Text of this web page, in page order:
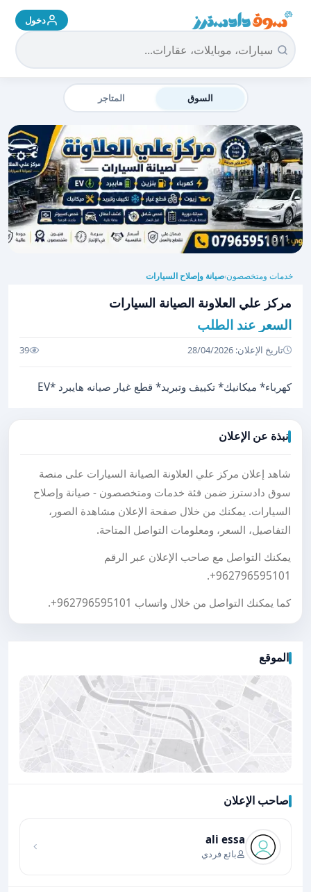
سوق دادسترز الرئيسية دخول
السوق المتاجر
1 / 5
خدمات ومتخصصون›صيانة وإصلاح السيارات
مركز علي العلاونة الصيانة السيارات
السعر عند الطلب
تاريخ الإعلان: 28/04/2026 39
كهرباء* ميكانيك* تكييف وتبريد* قطع غيار صيانه هايبرد *EV
نبذة عن الإعلان
شاهد إعلان مركز علي العلاونة الصيانة السيارات على منصة
سوق دادسترز ضمن فئة خدمات ومتخصصون - صيانة وإصلاح
السيارات. يمكنك من خلال صفحة الإعلان مشاهدة الصور،
التفاصيل، السعر، ومعلومات التواصل المتاحة.
يمكنك التواصل مع صاحب الإعلان عبر الرقم
+962796595101
.
كما يمكنك التواصل من خلال واتساب +962796595101
.
الموقع
صاحب الإعلان
ali essa
بائع فردي